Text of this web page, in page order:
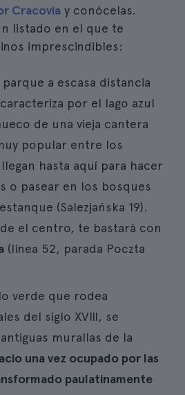
Cracovia y conócelas.
listado en el que te
imprescindibles:
a escasa distancia
por el lago azul
de una vieja cantera
popular entre los
hasta aquí para hacer
o pasear en los bosques
(Salezjańska 19).
el centro, te bastará con
(línea 52, parada Poczta
verde que rodea
del siglo XVIII, se
murallas de la
una vez ocupado por las
paulatinamente